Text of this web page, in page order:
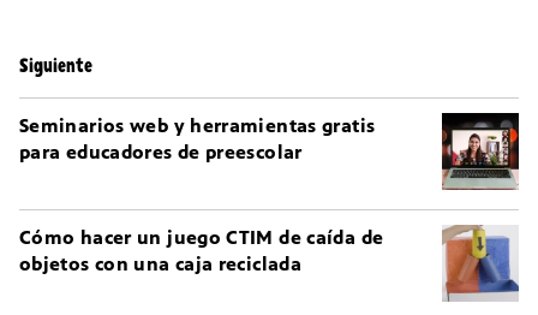
Siguiente
Seminarios web y herramientas gratis
para educadores de preescolar
Cómo hacer un juego CTIM de caída de
objetos con una caja reciclada